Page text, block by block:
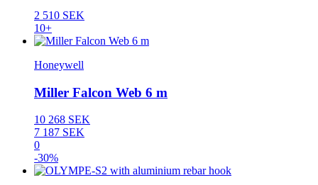
2 510 SEK
10+
Honeywell
Miller Falcon Web 6 m
10 268 SEK
7 187 SEK
0
-30%